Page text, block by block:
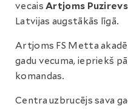
vecaisArtjoms
Latvijas augstākās līgā.
Artjoms FS Metta
gadu vecuma, iepriekš
komandas.
Centra uzbrucējs sava